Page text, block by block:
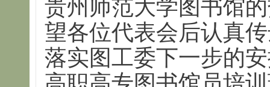
贵州师范大学图书馆
望各位代表会后认真
落实图工委下一步的